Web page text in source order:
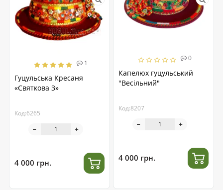
1
Гуцульська Кресаня
«Святкова 3»
Код:6265
4 000 грн.
0
Капелюх гуцульський
"Весільний"
Код:8207
4 000 грн.